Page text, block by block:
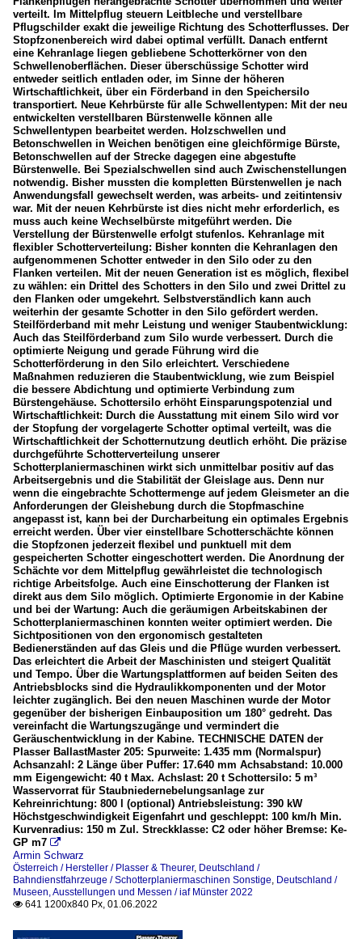
verteilt. Im Mittelpflug steuern Leitbleche und verstellbare
Pflugschilder exakt die jeweilige Richtung des Schotterflusses. Der
Stopfzonenbereich wird dabei optimal verfüllt. Danach entfernt
eine Kehranlage liegen gebliebene Schotterkörner von den
Schwellenoberflächen. Dieser überschüssige Schotter wird
entweder seitlich entladen oder, im Sinne der höheren
Wirtschaftlichkeit, über ein Förderband in den Speichersilo
transportiert. Neue Kehrbürste für alle Schwellentypen: Mit der neu
entwickelten verstellbaren Bürstenwelle können alle
Schwellentypen bearbeitet werden. Holzschwellen und
Betonschwellen in Weichen benötigen eine gleichförmige Bürste,
Betonschwellen auf der Strecke dagegen eine abgestufte
Bürstenwelle. Bei Spezialschwellen sind auch Zwischenstellungen
notwendig. Bisher mussten die kompletten Bürstenwellen je nach
Anwendungsfall gewechselt werden, was arbeits- und zeitintensiv
war. Mit der neuen Kehrbürste ist dies nicht mehr erforderlich, es
muss auch keine Wechselbürste mitgeführt werden. Die
Verstellung der Bürstenwelle erfolgt stufenlos. Kehranlage mit
flexibler Schotterverteilung: Bisher konnten die Kehranlagen den
aufgenommenen Schotter entweder in den Silo oder zu den
Flanken verteilen. Mit der neuen Generation ist es möglich, flexibel
zu wählen: ein Drittel des Schotters in den Silo und zwei Drittel zu
den Flanken oder umgekehrt. Selbstverständlich kann auch
weiterhin der gesamte Schotter in den Silo gefördert werden.
Steilförderband mit mehr Leistung und weniger Staubentwicklung:
Auch das Steilförderband zum Silo wurde verbessert. Durch die
optimierte Neigung und gerade Führung wird die
Schotterförderung in den Silo erleichtert. Verschiedene
Maßnahmen reduzieren die Staubentwicklung, wie zum Beispiel
die bessere Abdichtung und optimierte Verbindung zum
Bürstengehäuse. Schottersilo erhöht Einsparungspotenzial und
Wirtschaftlichkeit: Durch die Ausstattung mit einem Silo wird vor
der Stopfung der vorgelagerte Schotter optimal verteilt, was die
Wirtschaftlichkeit der Schotternutzung deutlich erhöht. Die präzise
durchgeführte Schotterverteilung unserer
Schotterplaniermaschinen wirkt sich unmittelbar positiv auf das
Arbeitsergebnis und die Stabilität der Gleislage aus. Denn nur
wenn die eingebrachte Schottermenge auf jedem Gleismeter an die
Anforderungen der Gleishebung durch die Stopfmaschine
angepasst ist, kann bei der Durcharbeitung ein optimales Ergebnis
erreicht werden. Über vier einstellbare Schotterschächte können
die Stopfzonen jederzeit flexibel und punktuell mit dem
gespeicherten Schotter eingeschottert werden. Die Anordnung der
Schächte vor dem Mittelpflug gewährleistet die technologisch
richtige Arbeitsfolge. Auch eine Einschotterung der Flanken ist
direkt aus dem Silo möglich. Optimierte Ergonomie in der Kabine
und bei der Wartung: Auch die geräumigen Arbeitskabinen der
Schotterplaniermaschinen konnten weiter optimiert werden. Die
Sichtpositionen von den ergonomisch gestalteten
Bedienerständen auf das Gleis und die Pflüge wurden verbessert.
Das erleichtert die Arbeit der Maschinisten und steigert Qualität
und Tempo. Über die Wartungsplattformen auf beiden Seiten des
Antriebsblocks sind die Hydraulikkomponenten und der Motor
leichter zugänglich. Bei den neuen Maschinen wurde der Motor
gegenüber der bisherigen Einbauposition um 180° gedreht. Das
vereinfacht die Wartungszugänge und vermindert die
Geräuschentwicklung in der Kabine. TECHNISCHE DATEN der
Plasser BallastMaster 205: Spurweite: 1.435 mm (Normalspur)
Achsanzahl: 2 Länge über Puffer: 17.640 mm Achsabstand: 10.000
mm Eigengewicht: 40 t Max. Achslast: 20 t Schottersilo: 5 m³
Wasservorrat für Staubniedernebelungsanlage zur
Kehreinrichtung: 800 l (optional) Antriebsleistung: 390 kW
Höchstgeschwindigkeit Eigenfahrt und geschleppt: 100 km/h Min.
Kurvenradius: 150 m Zul. Streckklasse: C2 oder höher Bremse: Ke-
GP m7 
Armin Schwarz
Österreich / Hersteller / Plasser & Theurer, Deutschland /
Bahndienstfahrzeuge / Schotterplaniermaschinen Sonstige Deutschland /
Museen, Ausstellungen und Messen / iaf Münster 2022
 641 1200x840 Px, 01.06.2022